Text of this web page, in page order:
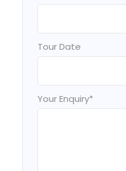
Tour Date
Your Enquiry*